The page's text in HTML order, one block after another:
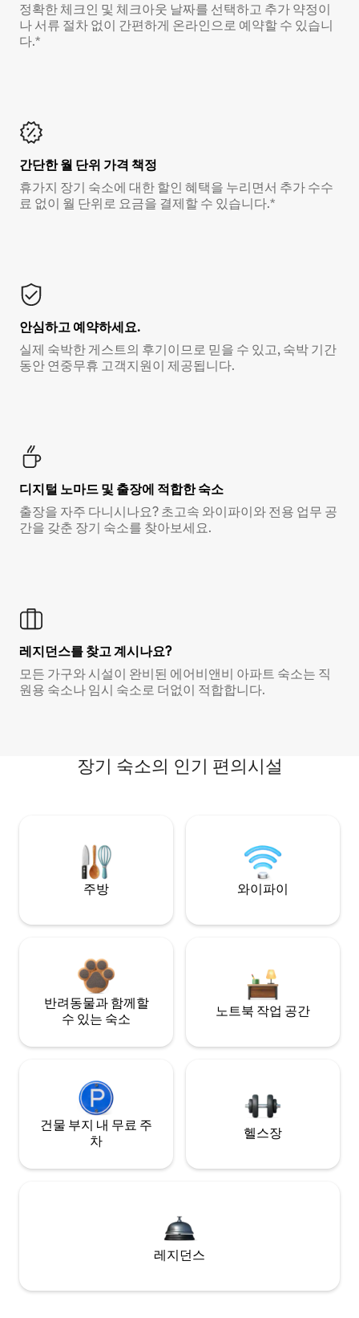
정확한 체크인 및 체크아웃 날짜를 선택하고 추가 약정이
나 서류 절차 없이 간편하게 온라인으로 예약할 수 있습니
다.*
간단한 월 단위 가격 책정
휴가지 장기 숙소에 대한 할인 혜택을 누리면서 추가 수수
료 없이 월 단위로 요금을 결제할 수 있습니다.*
안심하고 예약하세요.
실제 숙박한 게스트의 후기이므로 믿을 수 있고, 숙박 기간
동안 연중무휴 고객지원이 제공됩니다.
디지털 노마드 및 출장에 적합한 숙소
출장을 자주 다니시나요? 초고속 와이파이와 전용 업무 공
간을 갖춘 장기 숙소를 찾아보세요.
레지던스를 찾고 계시나요?
모든 가구와 시설이 완비된 에어비앤비 아파트 숙소는 직
원용 숙소나 임시 숙소로 더없이 적합합니다.
장기 숙소의 인기 편의시설
주방 와이파이
반려동물과 함께할
수 있는 숙소
노트북 작업 공간
건물 부지 내 무료 주
차
헬스장
레지던스